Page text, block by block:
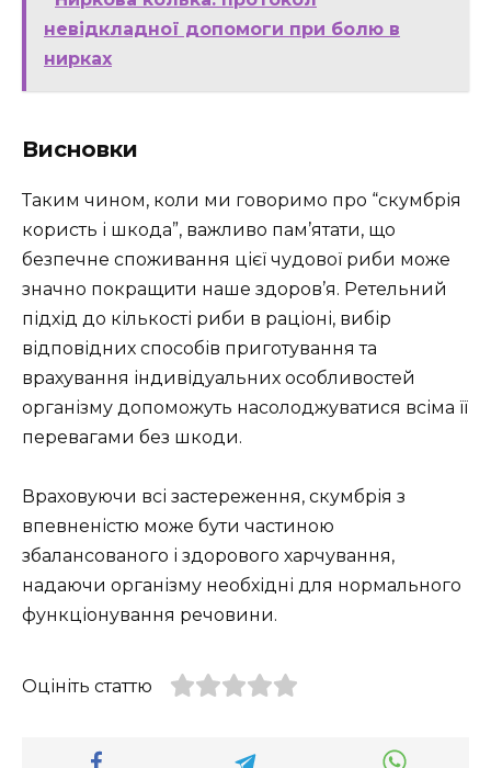
невідкладної допомоги при болю в
нирках
Висновки
Таким чином, коли ми говоримо про “скумбрія
користь і шкода”, важливо пам’ятати, що
безпечне споживання цієї чудової риби може
значно покращити наше здоров’я. Ретельний
підхід до кількості риби в раціоні, вибір
відповідних способів приготування та
врахування індивідуальних особливостей
організму допоможуть насолоджуватися всіма її
перевагами без шкоди.
Враховуючи всі застереження, скумбрія з
впевненістю може бути частиною
збалансованого і здорового харчування,
надаючи організму необхідні для нормального
функціонування речовини.
Оцініть статтю